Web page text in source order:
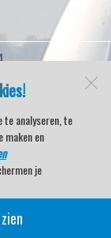
te analyseren, te
maken en
je